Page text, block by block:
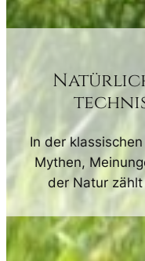
In der
Mythen,
der Natur